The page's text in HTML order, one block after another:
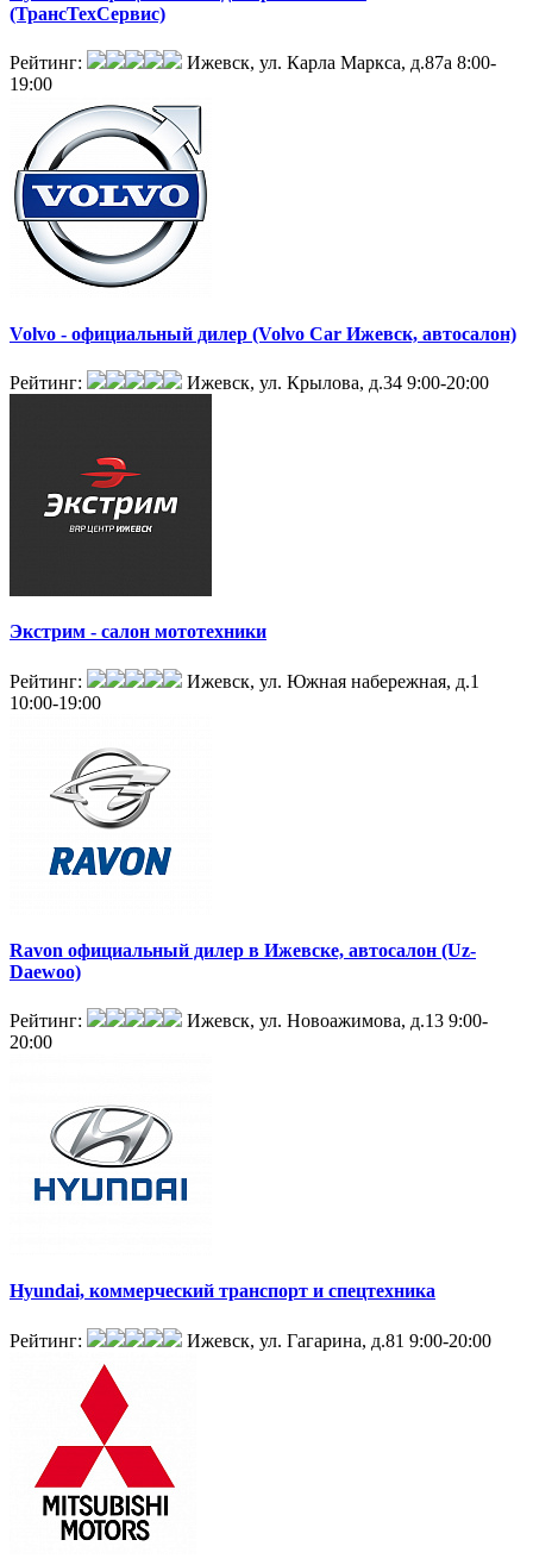
(ТрансТехСервис)
Рейтинг: Ижевск, ул. Карла Маркса, д.87а 8:00-
19:00
Volvo - официальный дилер (Volvo Car Ижевск, автосалон)
Рейтинг: Ижевск, ул. Крылова, д.34 9:00-20:00
Экстрим - салон мототехники
Рейтинг:
Ижевск, ул. Южная набережная, д.1
10:00-19:00
Ravon официальный дилер в Ижевске, автосалон (Uz-
Daewoo)
Рейтинг: Ижевск, ул. Новоажимова, д.13 9:00-
20:00
Hyundai, коммерческий транспорт и спецтехника
Рейтинг: Ижевск, ул. Гагарина, д.81 9:00-20:00